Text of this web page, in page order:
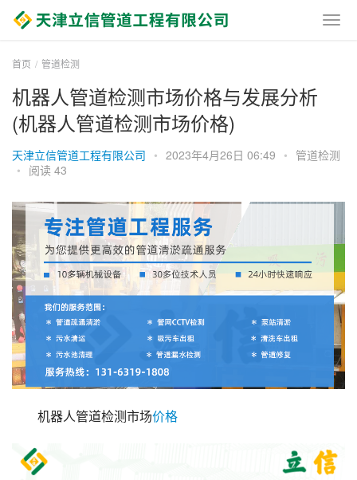
首页 管道检测
机器人管道检测市场价格与发展分析
(机器人管道检测市场价格)
天津立信管道工程有限公司 • 2023年4月26日 06:49 • 管道检测
• 阅读 43
机器人管道检测市场价格